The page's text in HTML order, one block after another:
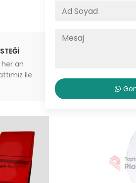
an
ile